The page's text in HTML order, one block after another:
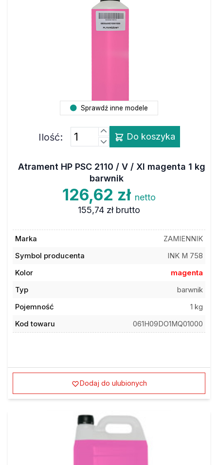
Sprawdź inne modele
Ilość: Do koszyka
Atrament HP PSC 2110 / V / XI magenta 1 kg
barwnik
126,62 zł netto
155,74 zł brutto
Marka
ZAMIENNIK
Symbol producenta
INK M 758
Kolor
magenta
Typ
barwnik
Pojemność
1 kg
Kod towaru
061H09DO1MQ01000
Dodaj do ulubionych